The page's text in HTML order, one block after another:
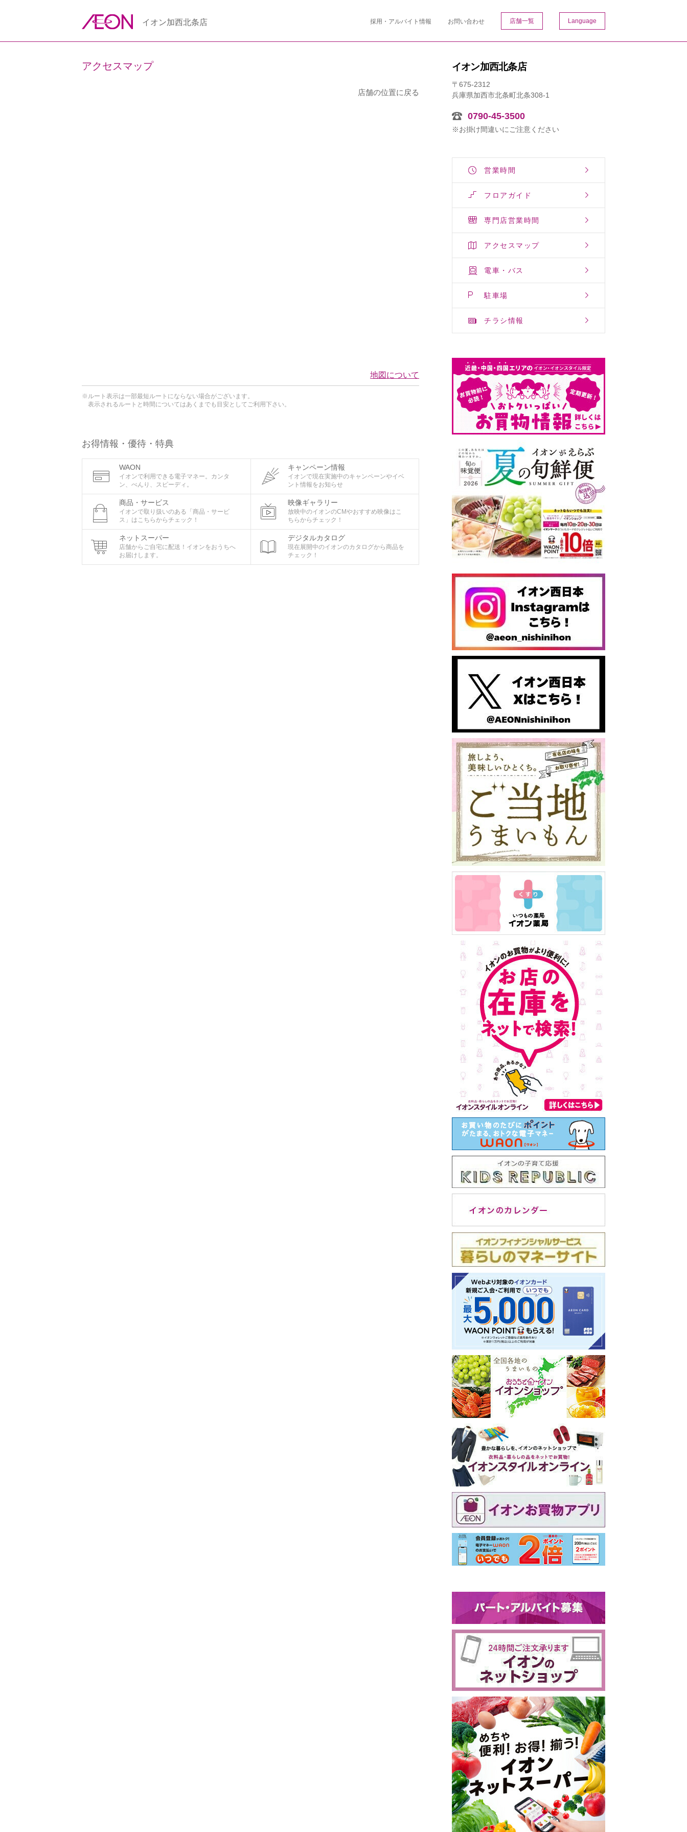
イオン加西北条店 採用・アルバイト情報 お問い合わせ 店舗一覧 Language
アクセスマップ
店舗の位置に戻る
地図について
※ルート表示は一部最短ルートにならない場合がございます。
表示されるルートと時間についてはあくまでも目安としてご利用下さい。
お得情報・優待・特典
WAON
イオンで利用できる電子マネー。カンタ
ン、べんり、スピーディ。
キャンペーン情報
イオンで現在実施中のキャンペーンやイベ
ント情報をお知らせ
商品・サービス
イオンで取り扱いのある「商品・サービ
ス」はこちらからチェック！
映像ギャラリー
放映中のイオンのCMやおすすめ映像はこ
ちらからチェック！
ネットスーパー
店舗からご自宅に配送！イオンをおうちへ
お届けします。
デジタルカタログ
現在展開中のイオンのカタログから商品を
チェック！
イオン加西北条店
〒675-2312
兵庫県加西市北条町北条308-1
0790-45-3500
※お掛け間違いにご注意ください
営業時間
フロアガイド
専門店営業時間
アクセスマップ
電車・バス
駐車場
チラシ情報